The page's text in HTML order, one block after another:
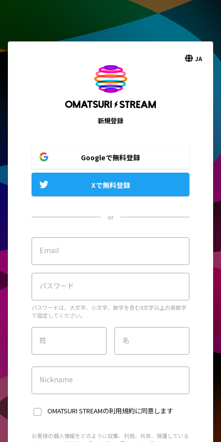
JA
新規登録
Googleで無料登録
Xで無料登録
or
Email
パスワード
パスワードは、大文字、小文字、数字を含む8文字以上の英数字
で設定してください。
姓 名
Nickname
OMATSURI STREAMの利用規約に同意します
お客様の個人情報をどのように収集、利用、共有、保護している